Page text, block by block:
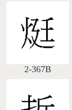
2-367B